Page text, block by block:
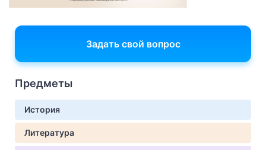
Задать свой вопрос
Предметы
История
Литература